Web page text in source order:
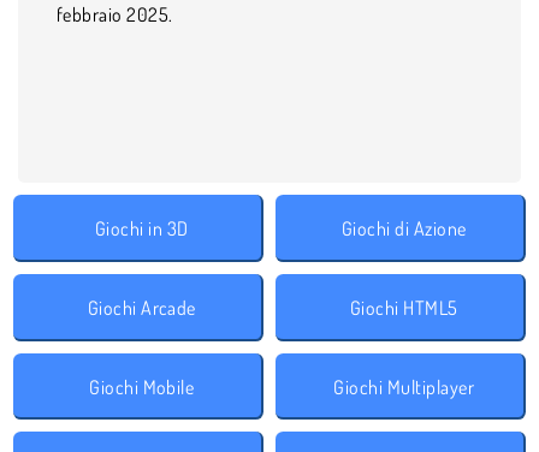
febbraio 2025.
Giochi in 3D Giochi di Azione
Giochi Arcade Giochi HTML5
Giochi Mobile Giochi Multiplayer